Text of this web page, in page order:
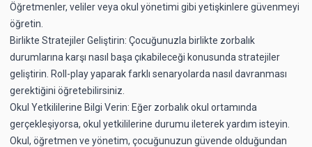
Öğretmenler, veliler veya okul yönetimi gibi yetişkinlere güvenmeyi
öğretin.
Birlikte Stratejiler Geliştirin: Çocuğunuzla birlikte zorbalık
durumlarına karşı nasıl başa çıkabileceği konusunda stratejiler
geliştirin. Roll-play yaparak farklı senaryolarda nasıl davranması
gerektiğini öğretebilirsiniz.
Okul Yetkililerine Bilgi Verin: Eğer zorbalık okul ortamında
gerçekleşiyorsa, okul yetkililerine durumu ileterek yardım isteyin.
Okul, öğretmen ve yönetim, çocuğunuzun güvende olduğundan